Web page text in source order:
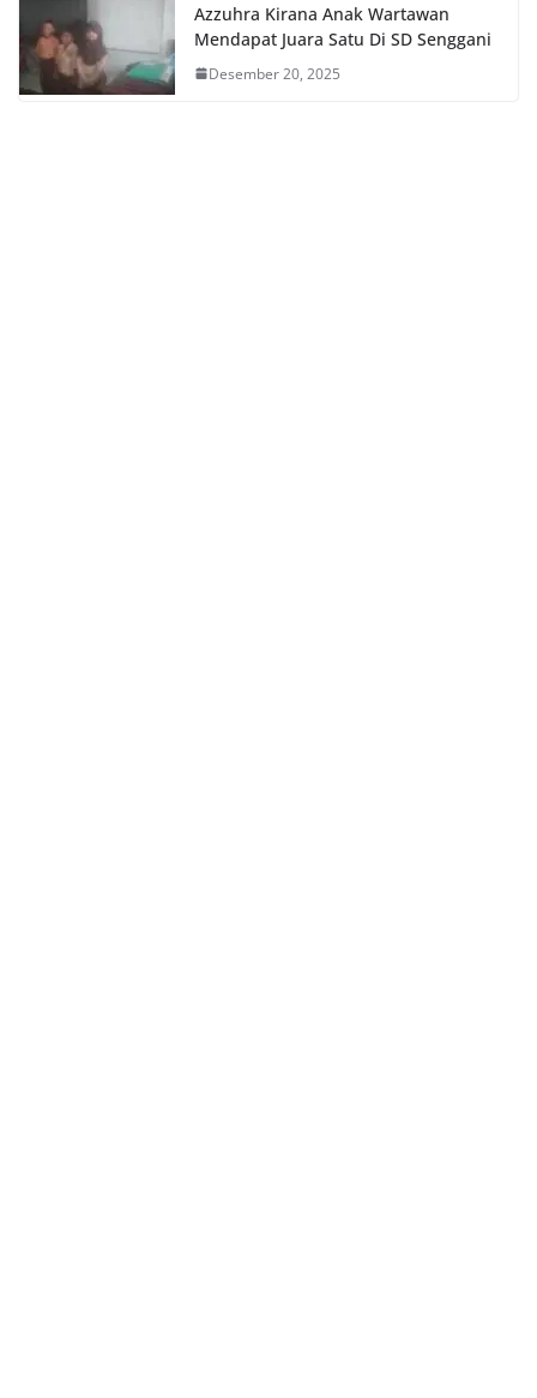
Azzuhra Kirana Anak Wartawan
Mendapat Juara Satu Di SD Senggani
Desember 20, 2025